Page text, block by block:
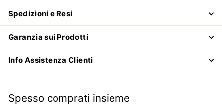
Spedizioni e Resi
Garanzia sui Prodotti
Info Assistenza Clienti
Spesso comprati insieme